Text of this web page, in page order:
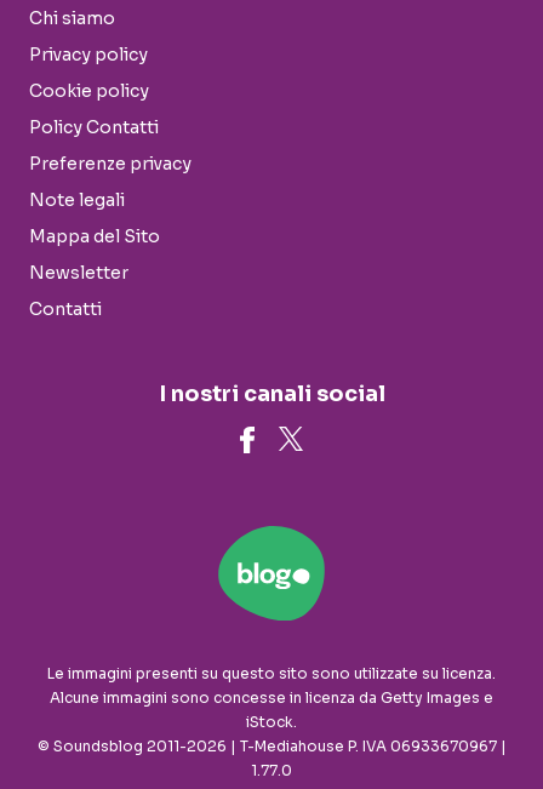
Chi siamo
Privacy policy
Cookie policy
Policy Contatti
Preferenze privacy
Note legali
Mappa del Sito
Newsletter
Contatti
I nostri canali social
Le immagini presenti su questo sito sono utilizzate su licenza.
Alcune immagini sono concesse in licenza da Getty Images e
iStock.
© Soundsblog 2011-2026 | T-Mediahouse P. IVA 06933670967 |
1.77.0